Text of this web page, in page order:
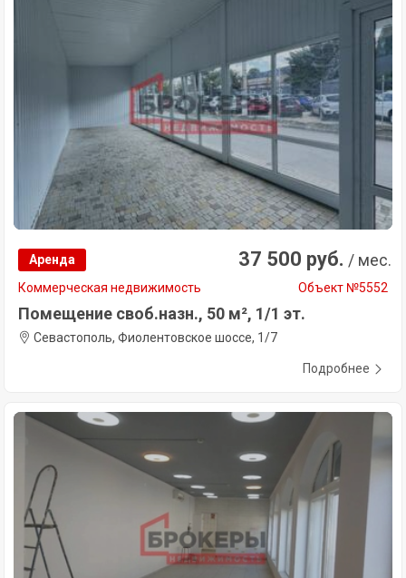
Аренда 37 500 руб. / мес.
Коммерческая недвижимость Объект №5552
Помещение своб.назн., 50 м², 1/1 эт.
Севастополь, Фиолентовское шоссе, 1/7
Подробнее